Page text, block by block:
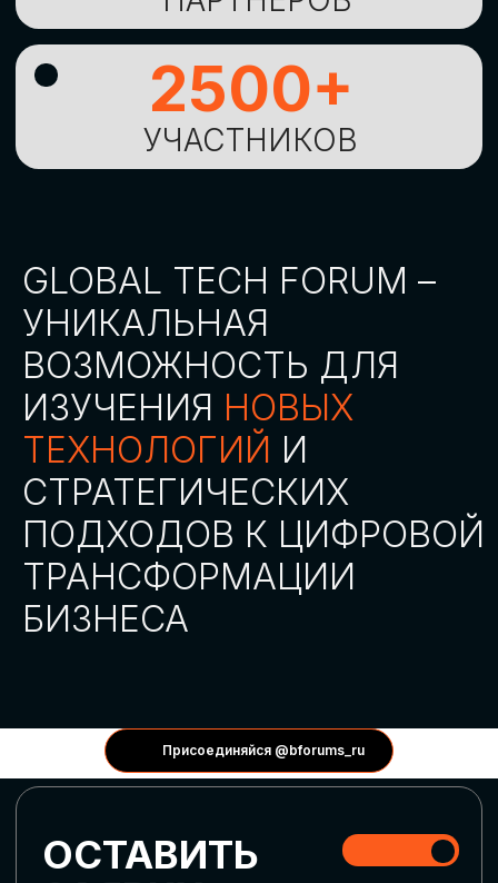
Присоединяйся @bforums_ru
ОСТАВИТЬ
ЗАЯВКУ
АККРЕДИТАЦИЯ
СМИ
СКАЧАТЬ ПРОГРАММУ
СТАТЬ СПИКЕРОМ
Оставьте заявку, наши менеджеры
СТАТЬ УЧАСТНИКОМ
ГЛОБАЛЬНАЯ
ЦИФРОВИЗАЦИЯ
актуальных трендов глобальной цифровой
трансформации. Узнаем о новых подходах